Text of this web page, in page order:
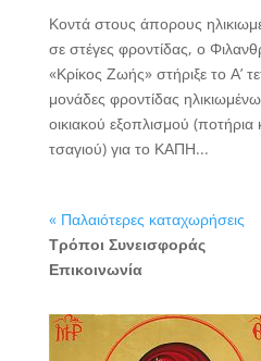
Κοντά στους άπορους
σε στέγες φροντίδας, ο
«Κρίκος Ζωής» στήριξε το Α’
μονάδες φροντίδας
οικιακού εξοπλισμού (ποτήρια
τσαγιού) για το ΚΑΠΗ...
« Παλαιότερες καταχωρήσεις
Τρόποι Συνεισφοράς
Επικοινωνία